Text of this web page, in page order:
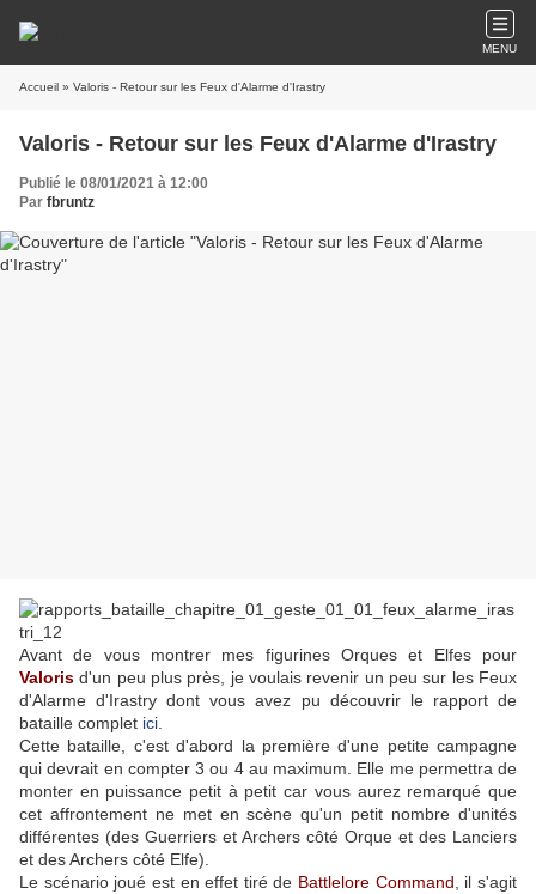
MENU
Accueil » Valoris - Retour sur les Feux d'Alarme d'Irastry
Valoris - Retour sur les Feux d'Alarme d'Irastry
Publié le 08/01/2021 à 12:00
Par fbruntz
Avant de vous montrer mes figurines Orques et Elfes pour
Valoris d'un peu plus près, je voulais revenir un peu sur les Feux
d'Alarme d'Irastry dont vous avez pu découvrir le rapport de
bataille complet ici
Cette bataille, c'est d'abord la première d'une petite campagne
qui devrait en compter 3 ou 4 au maximum. Elle me permettra de
monter en puissance petit à petit car vous aurez remarqué que
cet affrontement ne met en scène qu'un petit nombre d'unités
différentes (des Guerriers et Archers côté Orque et des Lanciers
et des Archers côté Elfe).
Le scénario joué est en effet tiré de Battlelore Command , il s'agit